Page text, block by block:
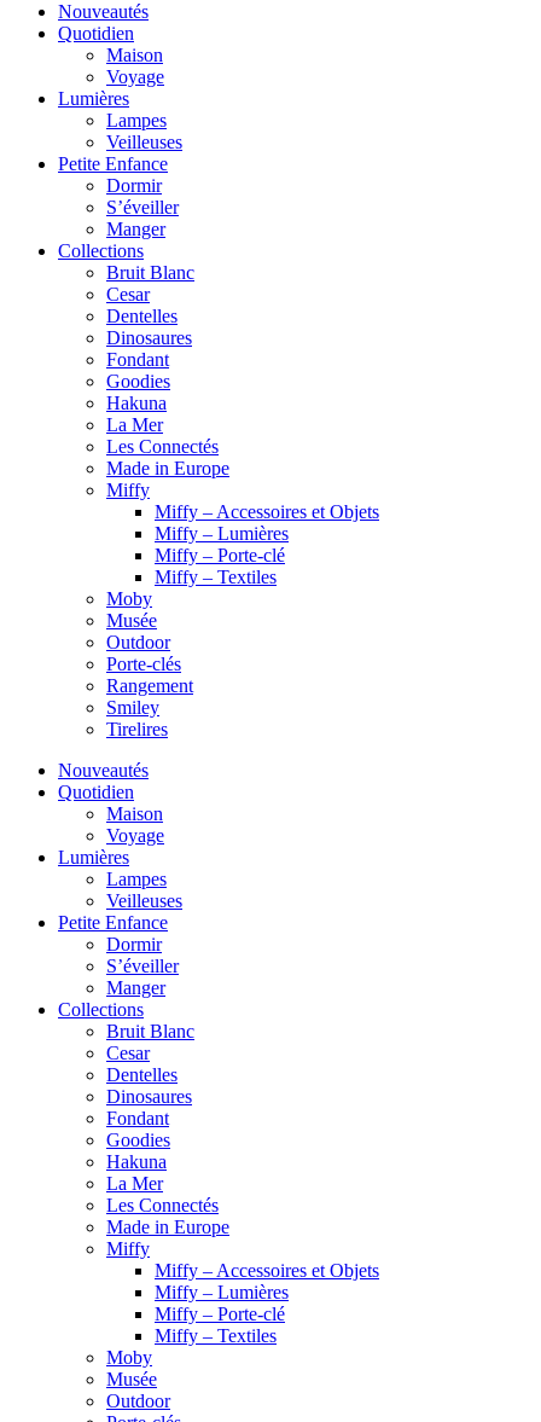
Nouveautés
Quotidien
Maison
Voyage
Lumières
Lampes
Veilleuses
Petite Enfance
Dormir
S’éveiller
Manger
Collections
Bruit Blanc
Cesar
Dentelles
Dinosaures
Fondant
Goodies
Hakuna
La Mer
Les Connectés
Made in Europe
Miffy
Miffy – Accessoires et Objets
Miffy – Lumières
Miffy – Porte-clé
Miffy – Textiles
Moby
Musée
Outdoor
Porte-clés
Rangement
Smiley
Tirelires
Nouveautés
Quotidien
Maison
Voyage
Lumières
Lampes
Veilleuses
Petite Enfance
Dormir
S’éveiller
Manger
Collections
Bruit Blanc
Cesar
Dentelles
Dinosaures
Fondant
Goodies
Hakuna
La Mer
Les Connectés
Made in Europe
Miffy
Miffy – Accessoires et Objets
Miffy – Lumières
Miffy – Porte-clé
Miffy – Textiles
Moby
Musée
Outdoor